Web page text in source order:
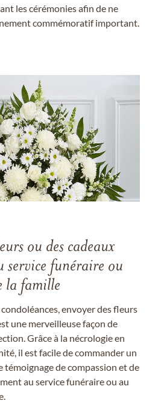
les cérémonies afin de ne
commémoratif important.
ou des cadeaux
service funéraire ou
la famille
envoyer des fleurs
une merveilleuse façon de
Grâce à la nécrologie en
il est facile de commander un
de compassion et de
au service funéraire ou au